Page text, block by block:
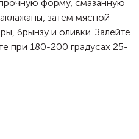
форму, смазанную
затем мясной
брынзу и оливки. Залейте
при 180-200 градусах 25-